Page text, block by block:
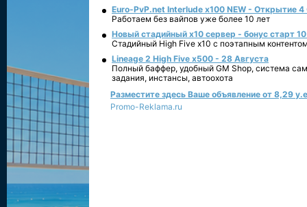
Euro-PvP.net Interlude х100 NEW - Открытие 4
Работаем без вайпов уже более 10 лет
Новый стадийный х10 сервер - бонус старт
Стадийный High Five x10 с поэтапным
Lineage 2 High Five x500 - 28 Августа
Полный баффер, удобный GM Shop, система
задания, инстансы, автоохота
Разместите здесь Ваше объявление от 8,29
Promo-Reklama.ru